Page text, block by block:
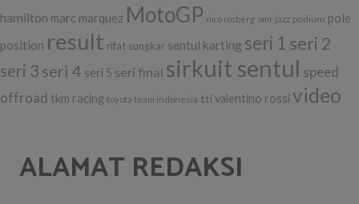
hamilton marc marquez MotoGP nico rosberg omr jazz podium pole
position result rifat sungkar sentul karting seri 1 seri 2
seri 3 seri 4 seri 5 seri final sirkuit sentul speed
offroad tkm racing toyota team indonesia tti valentino rossi video
ALAMAT REDAKSI